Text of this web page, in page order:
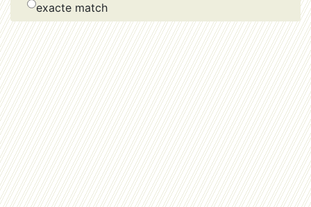
exacte match